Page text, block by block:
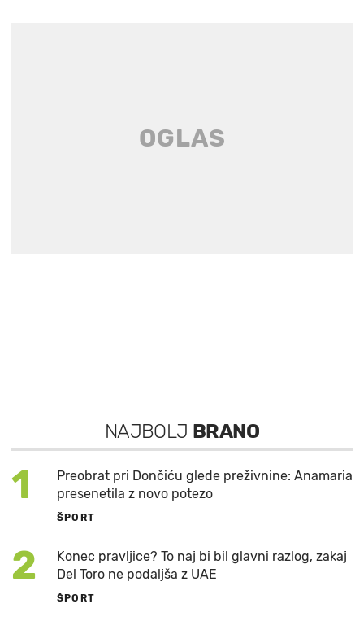
NAJBOLJ BRANO
1
Preobrat pri Dončiću glede preživnine: Anamaria
presenetila z novo potezo
ŠPORT
2
Konec pravljice? To naj bi bil glavni razlog, zakaj
Del Toro ne podaljša z UAE
ŠPORT